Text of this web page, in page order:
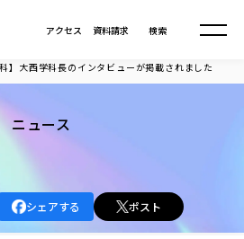
資料請求
アクセス 検索
学部・大学院TOP
科】大西学科長のインタビューが掲載されました
ニュース
シェアする ポスト